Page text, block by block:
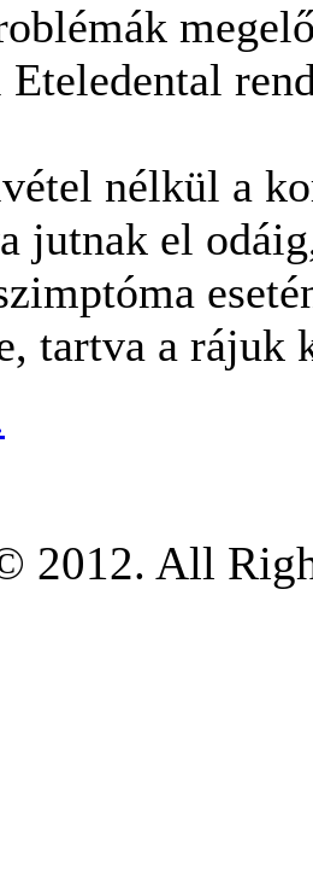
nélkül a
jutnak el
tartva a rájuk
2012. All